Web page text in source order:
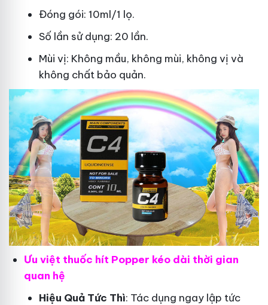
Đóng gói: 10ml/1 lọ.
Số lần sử dụng: 20 lần.
Mùi vị: Không mầu, không mùi, không vị và
không chất bảo quản.
Ưu việt thuốc hít Popper kéo dài thời gian
quan hệ
Hiệu Quả Tức Thì: Tác dụng ngay lập tức